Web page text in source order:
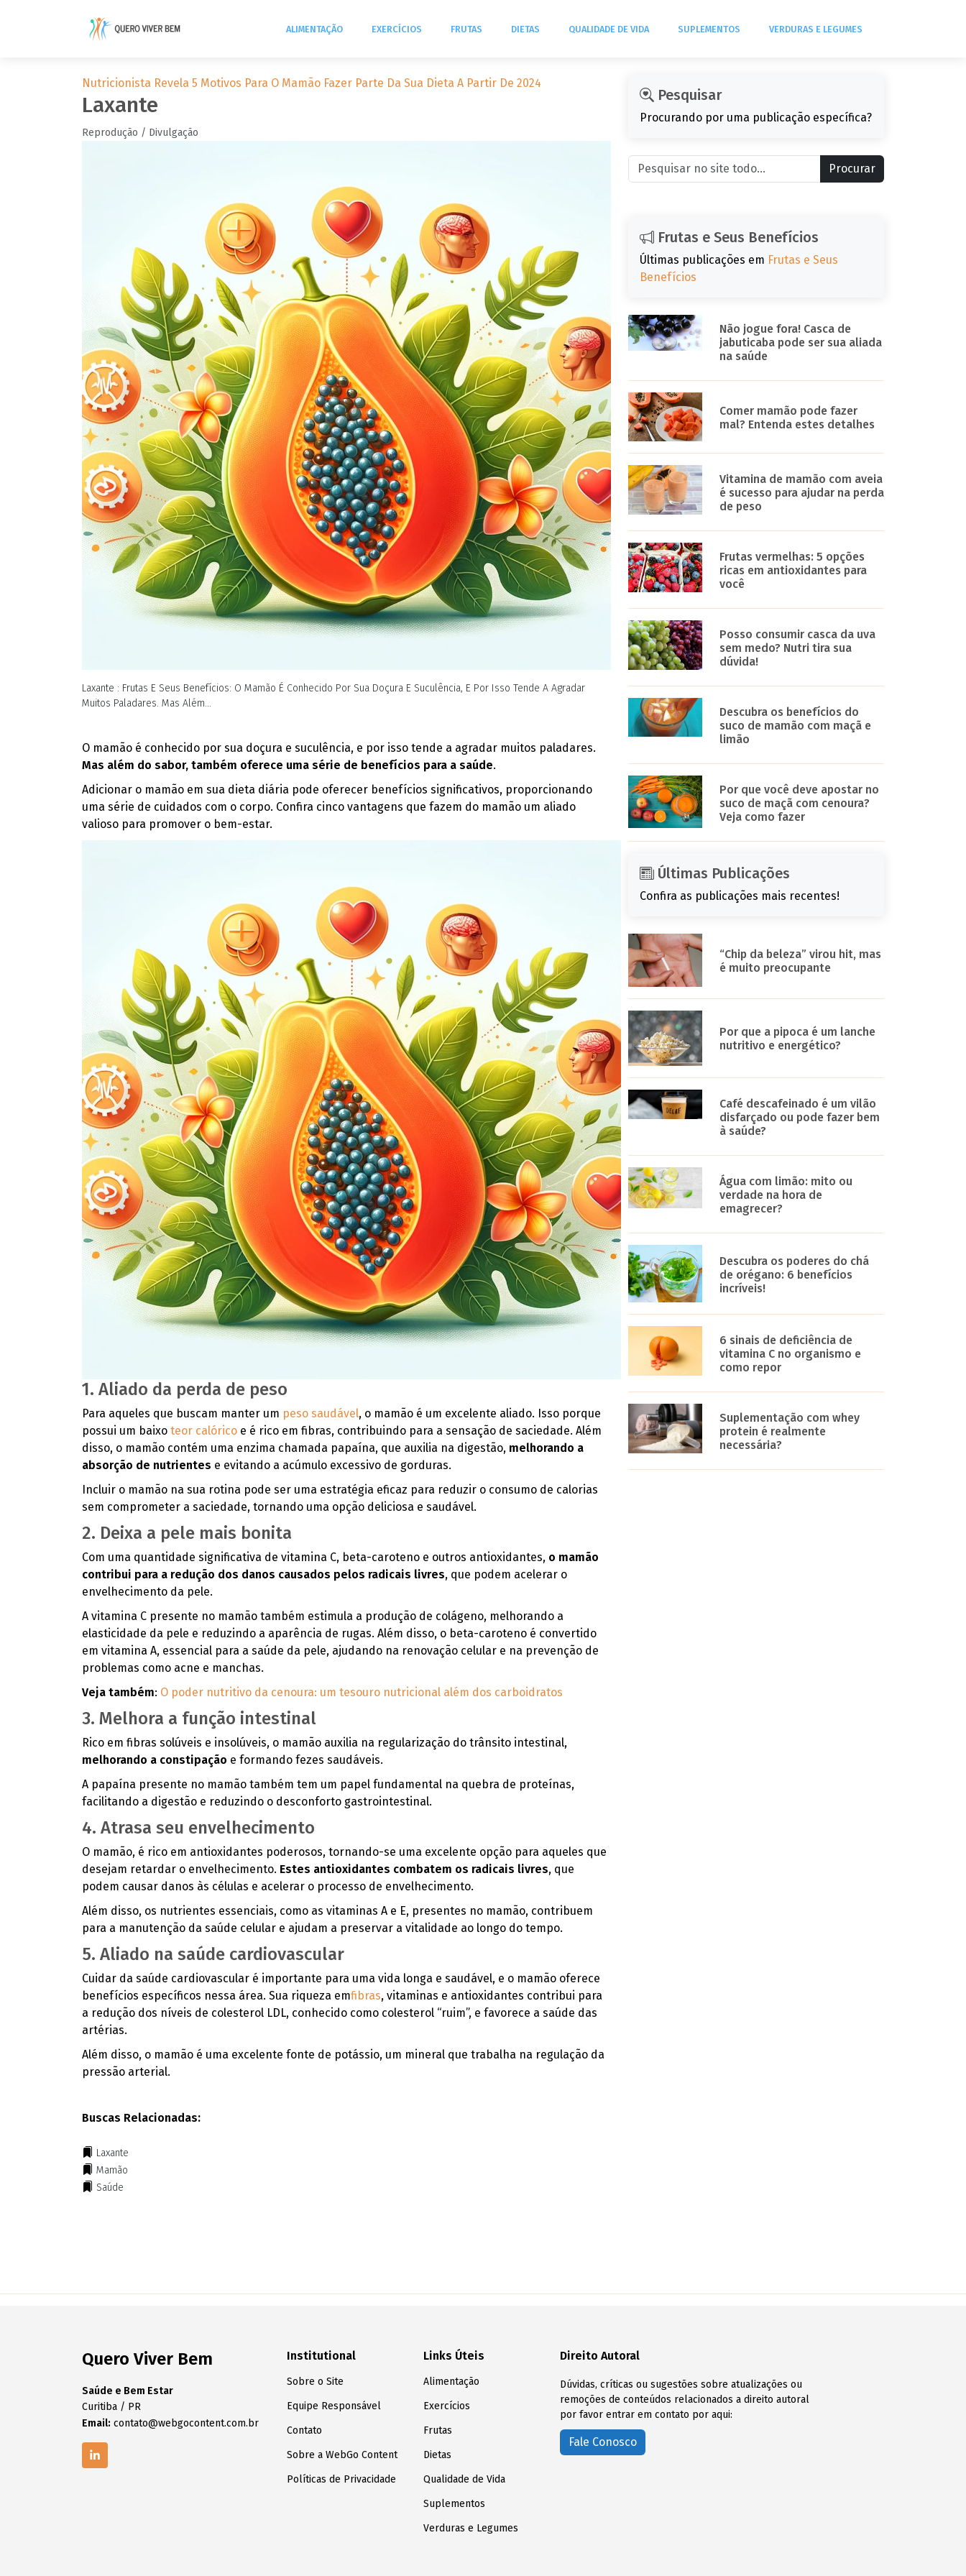
ALIMENTAÇÃO EXERCÍCIOS FRUTAS DIETAS QUALIDADE DE VIDA SUPLEMENTOS VERDURAS E LEGUMES
Nutricionista Revela 5 Motivos Para O Mamão Fazer Parte Da Sua Dieta A Partir De 2024
Laxante
Reprodução / Divulgação
Laxante : Frutas E Seus Benefícios: O Mamão É Conhecido Por Sua Doçura E Suculência, E Por Isso Tende A Agradar
Muitos Paladares. Mas Além...
O mamão é conhecido por sua doçura e suculência, e por isso tende a agradar muitos paladares.
Mas além do sabor, também oferece uma série de benefícios para a saúde.
Adicionar o mamão em sua dieta diária pode oferecer benefícios significativos, proporcionando
uma série de cuidados com o corpo. Confira cinco vantagens que fazem do mamão um aliado
valioso para promover o bem-estar.
1. Aliado da perda de peso
Para aqueles que buscam manter um peso saudável, o mamão é um excelente aliado. Isso porque
possui um baixo teor calórico e é rico em fibras, contribuindo para a sensação de saciedade. Além
disso, o mamão contém uma enzima chamada papaína, que auxilia na digestão, melhorando a
absorção de nutrientes e evitando a acúmulo excessivo de gorduras.
Incluir o mamão na sua rotina pode ser uma estratégia eficaz para reduzir o consumo de calorias
sem comprometer a saciedade, tornando uma opção deliciosa e saudável.
2. Deixa a pele mais bonita
Com uma quantidade significativa de vitamina C, beta-caroteno e outros antioxidantes, o mamão
contribui para a redução dos danos causados pelos radicais livres, que podem acelerar o
envelhecimento da pele.
A vitamina C presente no mamão também estimula a produção de colágeno, melhorando a
elasticidade da pele e reduzindo a aparência de rugas. Além disso, o beta-caroteno é convertido
em vitamina A, essencial para a saúde da pele, ajudando na renovação celular e na prevenção de
problemas como acne e manchas.
Veja também: O poder nutritivo da cenoura: um tesouro nutricional além dos carboidratos
3. Melhora a função intestinal
Rico em fibras solúveis e insolúveis, o mamão auxilia na regularização do trânsito intestinal,
melhorando a constipação e formando fezes saudáveis.
A papaína presente no mamão também tem um papel fundamental na quebra de proteínas,
facilitando a digestão e reduzindo o desconforto gastrointestinal.
4. Atrasa seu envelhecimento
O mamão, é rico em antioxidantes poderosos, tornando-se uma excelente opção para aqueles que
desejam retardar o envelhecimento. Estes antioxidantes combatem os radicais livres, que
podem causar danos às células e acelerar o processo de envelhecimento.
Além disso, os nutrientes essenciais, como as vitaminas A e E, presentes no mamão, contribuem
para a manutenção da saúde celular e ajudam a preservar a vitalidade ao longo do tempo.
5. Aliado na saúde cardiovascular
Cuidar da saúde cardiovascular é importante para uma vida longa e saudável, e o mamão oferece
benefícios específicos nessa área. Sua riqueza emfibras, vitaminas e antioxidantes contribui para
a redução dos níveis de colesterol LDL, conhecido como colesterol “ruim”, e favorece a saúde das
artérias.
Além disso, o mamão é uma excelente fonte de potássio, um mineral que trabalha na regulação da
pressão arterial.
Buscas Relacionadas:
Laxante
Mamão
Saúde
Pesquisar
Procurando por uma publicação específica?
Procurar
Frutas e Seus Benefícios
Últimas publicações em Frutas e Seus
Benefícios
Não jogue fora! Casca de
jabuticaba pode ser sua aliada
na saúde
Comer mamão pode fazer
mal? Entenda estes detalhes
Vitamina de mamão com aveia
é sucesso para ajudar na perda
de peso
Frutas vermelhas: 5 opções
ricas em antioxidantes para
você
Posso consumir casca da uva
sem medo? Nutri tira sua
dúvida!
Descubra os benefícios do
suco de mamão com maçã e
limão
Por que você deve apostar no
suco de maçã com cenoura?
Veja como fazer
Últimas Publicações
Confira as publicações mais recentes!
“Chip da beleza” virou hit, mas
é muito preocupante
Por que a pipoca é um lanche
nutritivo e energético?
Café descafeinado é um vilão
disfarçado ou pode fazer bem
à saúde?
Água com limão: mito ou
verdade na hora de
emagrecer?
Descubra os poderes do chá
de orégano: 6 benefícios
incríveis!
6 sinais de deficiência de
vitamina C no organismo e
como repor
Suplementação com whey
protein é realmente
necessária?
Quero Viver Bem
Saúde e Bem Estar
Curitiba / PR
Email: contato@webgocontent.com.br
Institutional
Sobre o Site
Equipe Responsável
Contato
Sobre a WebGo Content
Políticas de Privacidade
Links Úteis
Alimentação
Exercícios
Frutas
Dietas
Qualidade de Vida
Suplementos
Verduras e Legumes
Direito Autoral
Dúvidas, críticas ou sugestões sobre atualizações ou
remoções de conteúdos relacionados a direito autoral
por favor entrar em contato por aqui:
Fale Conosco